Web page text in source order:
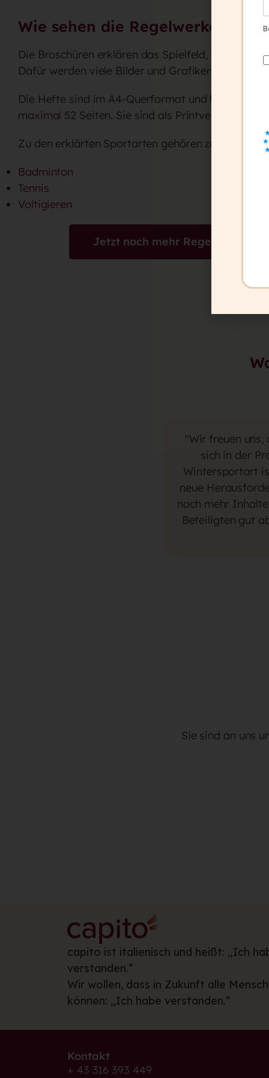
Wie sehen die Regelwerke aus?
Die Broschüren erklären das Spielfeld, das
Dafür werden viele Bilder und Grafiken
Die Hefte sind im A4-Querformat und haben
maximal 52 Seiten. Sie sind als Printversion und
Zu den erklärten Sportarten gehören zum
Badminton
Tennis
Voltigieren
Jetzt noch mehr Regelwerke
"Wir freuen
sich in der
Wintersportart
neue
noch mehr
Beteiligten gut
Sie sind an uns
capito ist italienisch und heißt: „Ich
verstanden.”
Wir wollen, dass in Zukunft alle
können: „Ich habe verstanden.”
Kontakt
+ 43 316 393 449